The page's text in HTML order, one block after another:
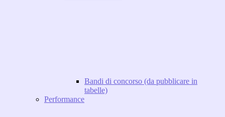
Bandi di concorso (da pubblicare in
tabelle)
Performance